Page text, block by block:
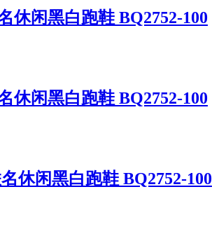
休闲黑白跑鞋 BQ2752-100
休闲黑白跑鞋 BQ2752-100
休闲黑白跑鞋 BQ2752-100